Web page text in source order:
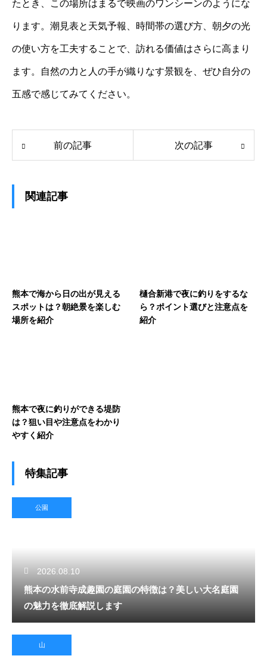
たとき、この場所はまるで映画のワンシーンのようにな
ります。潮見表と天気予報、時間帯の選び方、朝夕の光
の使い方を工夫することで、訪れる価値はさらに高まり
ます。自然の力と人の手が織りなす景観を、ぜひ自分の
五感で感じてみてください。
前の記事 次の記事
関連記事
熊本で海から日の出が見える
スポットは？朝絶景を楽しむ
場所を紹介
樋合新港で夜に釣りをするな
ら？ポイント選びと注意点を
紹介
熊本で夜に釣りができる堤防
は？狙い目や注意点をわかり
やすく紹介
特集記事
公園
2026.08.10
熊本の水前寺成趣園の庭園の特徴は？美しい大名庭園
の魅力を徹底解説します
山